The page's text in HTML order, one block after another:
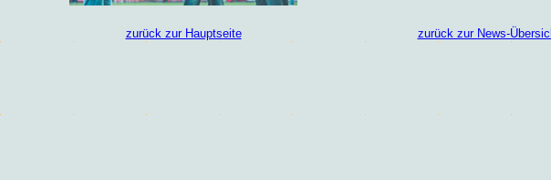
zurück zur Hauptseite zurück zur News-